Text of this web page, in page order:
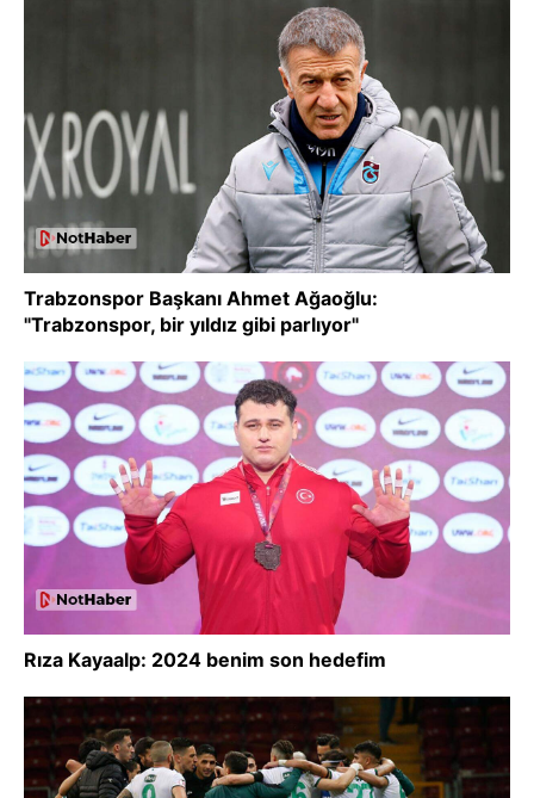
Trabzonspor Başkanı Ahmet Ağaoğlu:
"Trabzonspor, bir yıldız gibi parlıyor"
Rıza Kayaalp: 2024 benim son hedefim